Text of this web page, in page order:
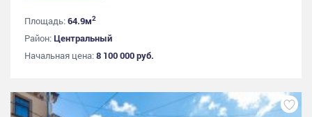
Площадь:64.9м2
Район: Центральный
Начальная цена:8 100 000 руб.